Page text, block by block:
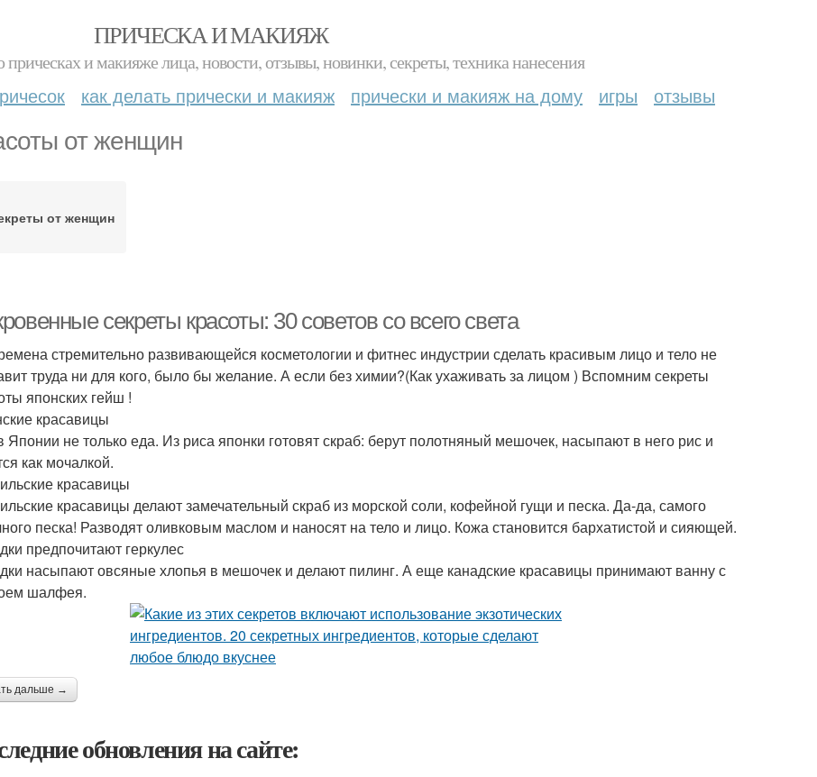
ПРИЧЕСКА И МАКИЯЖ
и макияже лица, новости, отзывы, новинки, секреты, техника нанесения
как делать прически и макияж прически и макияж на дому игры отзывы
от женщин
от женщин
секреты красоты: 30 советов со всего света
стремительно развивающейся косметологии и фитнес индустрии сделать красивым лицо и тело не
труда ни для кого, было бы желание. А если без химии?(Как ухаживать за лицом ) Вспомним секреты
японских гейш !
красавицы
Японии не только еда. Из риса японки готовят скраб: берут полотняный мешочек, насыпают в него рис и
как мочалкой.
красавицы
красавицы делают замечательный скраб из морской соли, кофейной гущи и песка. Да-да, самого
песка! Разводят оливковым маслом и наносят на тело и лицо. Кожа становится бархатистой и сияющей.
предпочитают геркулес
насыпают овсяные хлопья в мешочек и делают пилинг. А еще канадские красавицы принимают ванну с
шалфея.
дальше →
обновления на сайте: